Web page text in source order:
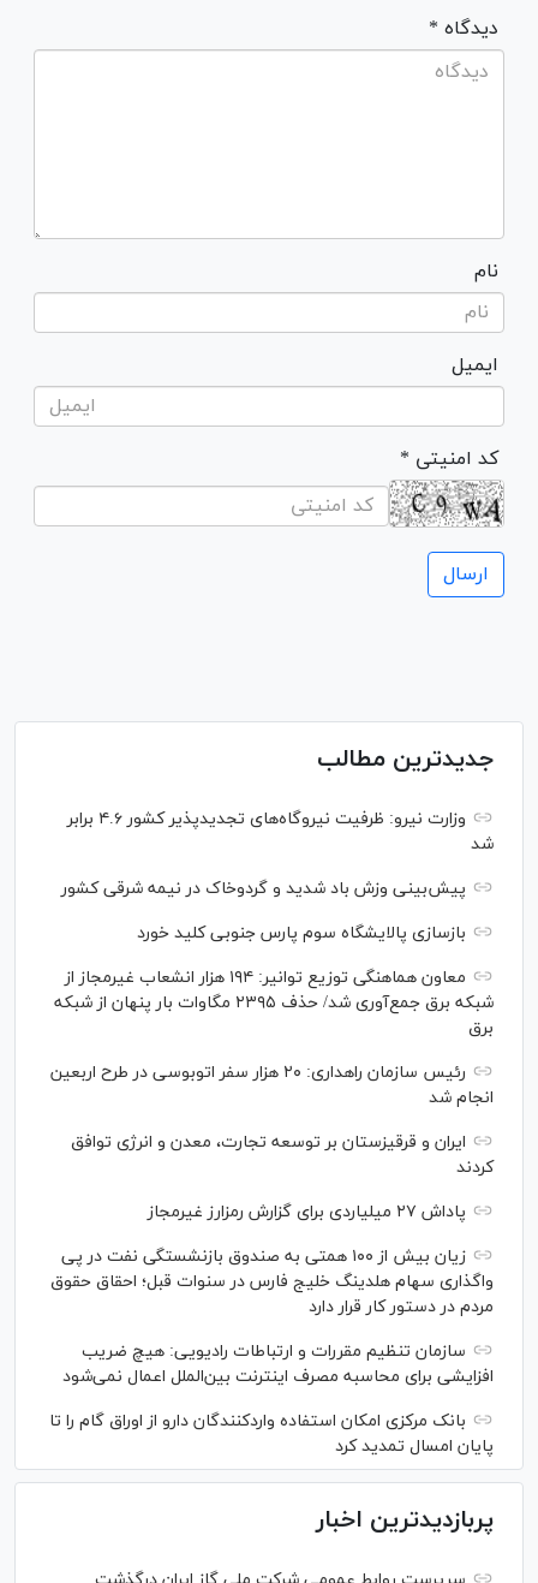
* دیدگاه
نام
ایمیل
* کد امنیتی
جدیدترین مطالب
وزارت نیرو: ظرفیت نیروگاه‌های تجدیدپذیر کشور ۴.۶ برابر
شد
پیش‌بینی وزش باد شدید و گردوخاک در نیمه شرقی کشور
بازسازی پالایشگاه سوم پارس جنوبی کلید خورد
معاون هماهنگی توزیع توانیر: ۱۹۴ هزار انشعاب غیرمجاز از
شبکه برق جمع‌آوری شد/ حذف ۲۳۹۵ مگاوات بار پنهان از شبکه
برق
رئیس سازمان راهداری: ۲۰ هزار سفر اتوبوسی در طرح اربعین
انجام شد
ایران و قرقیزستان بر توسعه تجارت، معدن و انرژی توافق
کردند
پاداش ۲۷ میلیاردی برای گزارش رمزارز غیرمجاز
زیان بیش از ۱۰۰ همتی به صندوق بازنشستگی نفت در پی
واگذاری سهام هلدینگ خلیج فارس در سنوات قبل؛ احقاق حقوق
مردم در دستور کار قرار دارد
سازمان تنظیم مقررات و ارتباطات رادیویی: هیچ ضریب
افزایشی برای محاسبه مصرف اینترنت بین‌الملل اعمال نمی‌شود
بانک مرکزی امکان استفاده واردکنندگان دارو از اوراق گام را تا
پایان امسال تمدید کرد
پربازدیدترین اخبار